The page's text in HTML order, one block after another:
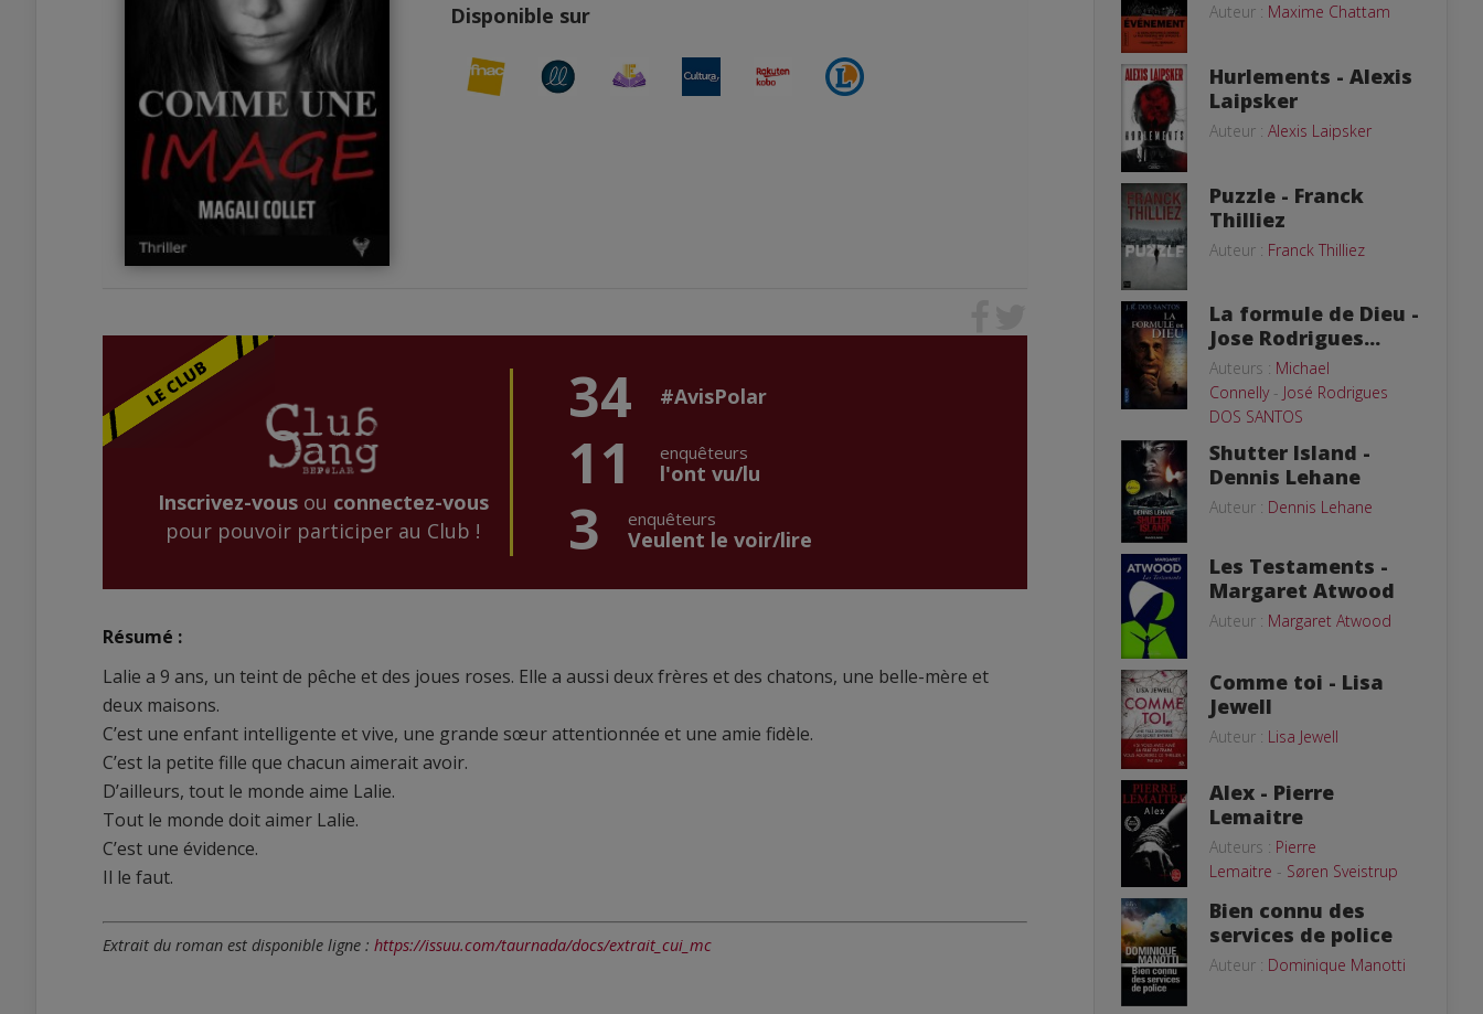
Disponible sur
Inscrivez-vousou connectez-vous
pour pouvoir participer au Club !
34 #AvisPolar
11 enquêteurs
l'ont vu/lu
3 enquêteurs
Veulent le voir/lire
Résumé :
Lalie a 9 ans, un teint de pêche et des joues roses. Elle a aussi deux frères et des chatons, une belle-mère et
deux maisons.
C’est une enfant intelligente et vive, une grande sœur attentionnée et une amie fidèle.
C’est la petite fille que chacun aimerait avoir.
D’ailleurs, tout le monde aime Lalie.
Tout le monde doit aimer Lalie.
C’est une évidence.
Il le faut.
Extrait du roman est disponible ligne : https://issuu.com/taurnada/docs/extrait_cui_mc
Auteur : Maxime Chattam
Hurlements - Alexis
Laipsker
Auteur : Alexis Laipsker
Puzzle - Franck
Thilliez
Auteur : Franck Thilliez
La formule de Dieu -
Jose Rodrigues...
Auteurs : Michael
Connelly- José Rodrigues
DOS SANTOS
Shutter Island -
Dennis Lehane
Auteur : Dennis Lehane
Les Testaments -
Margaret Atwood
Auteur : Margaret Atwood
Comme toi - Lisa
Jewell
Auteur : Lisa Jewell
Alex - Pierre
Lemaitre
Auteurs : Pierre
Lemaitre - Søren Sveistrup
Bien connu des
services de police
Auteur : Dominique Manotti